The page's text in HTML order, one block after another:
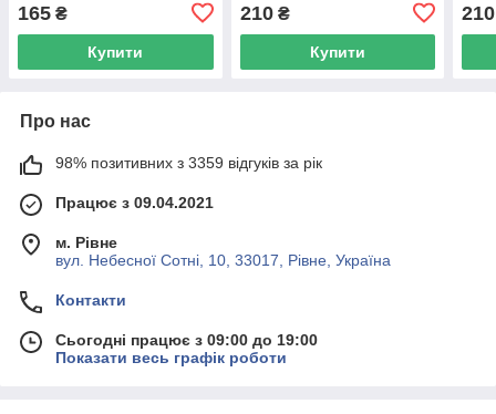
165 ₴
Купити
210₴
Купити
210
Про нас
98% позитивних з 3359 відгуків за рік
Працює з 09.04.2021
м. Рівне
вул. Небесної Сотні, 10, 33017, Рівне, Україна
Контакти
Сьогодні працює з 09:00 до 19:00
Показати весь графік роботи